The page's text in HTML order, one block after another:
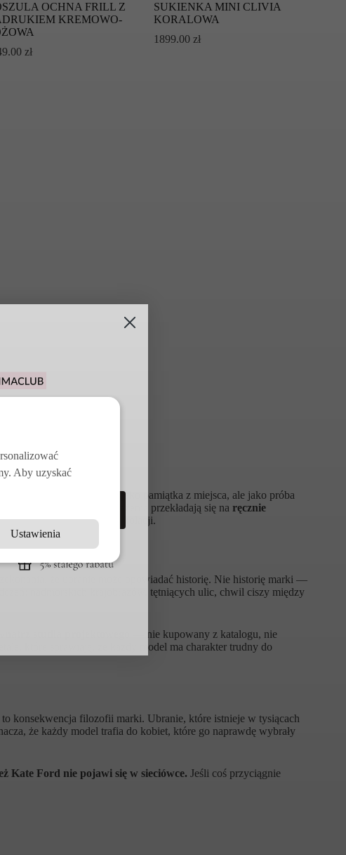
OCHNA FRILL Z
KREMOWO-
zł
SUKIENKA MINI CLIVIA
KORALOWA
1899.00 zł
z podróży — nie jako pamiątka z miejsca, ale jako próba
obcego miasta. Te wrażenia przekładają się na ręcznie
na lotnisku, jak i na kolacji.
że ubranie może opowiadać historię. Nie historię marki —
nadmorskich krajobrazów, tętniących ulic, chwil ciszy między
studia projektowego
— nie kupowany z katalogu, nie
które sprawiają, że każdy model ma charakter trudny do
konsekwencja filozofii marki. Ubranie, które istnieje w tysiącach
że każdy model trafia do kobiet, które go naprawdę wybrały
Kate Ford nie pojawi się w sieciówce. Jeśli coś przyciągnie
Aby uzyskać
Ustawienia
na pierwsze
z darmowych